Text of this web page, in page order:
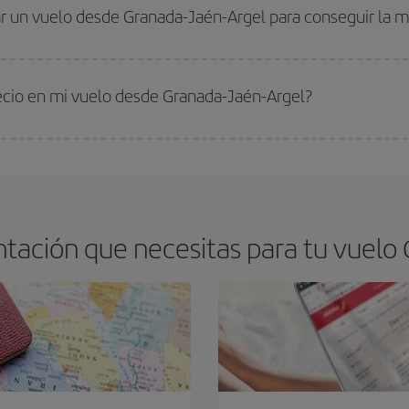
Además, si buscas los vuelos con las fechas y los horarios del viaje un
un vuelo desde Granada-Jaén-Argel para conseguir la
con antelación es
fundamental para conseguir vuelos baratos a
en mi vuelo desde Granada-Jaén-Argel?
que necesitas para tu vuelo